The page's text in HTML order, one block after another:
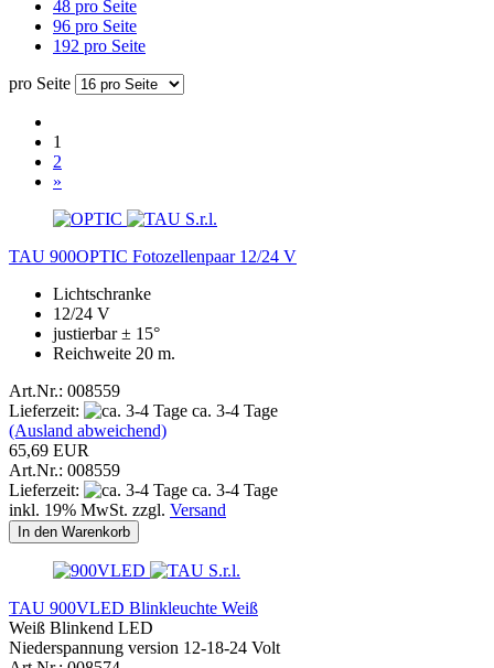
48 pro Seite
96 pro Seite
192 pro Seite
pro Seite
1
2
»
TAU 900OPTIC Fotozellenpaar 12/24 V
Lichtschranke
12/24 V
justierbar ± 15°
Reichweite 20 m.
Art.Nr.: 008559
Lieferzeit:
ca. 3-4 Tage
(Ausland abweichend)
65,69 EUR
Art.Nr.: 008559
Lieferzeit:
ca. 3-4 Tage
inkl. 19% MwSt. zzgl. Versand
In den Warenkorb
TAU 900VLED Blinkleuchte Weiß
Weiß Blinkend LED
Niederspannung version 12-18-24 Volt